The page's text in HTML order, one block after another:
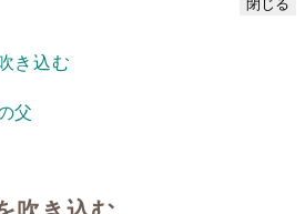
閉じる
き込む
父